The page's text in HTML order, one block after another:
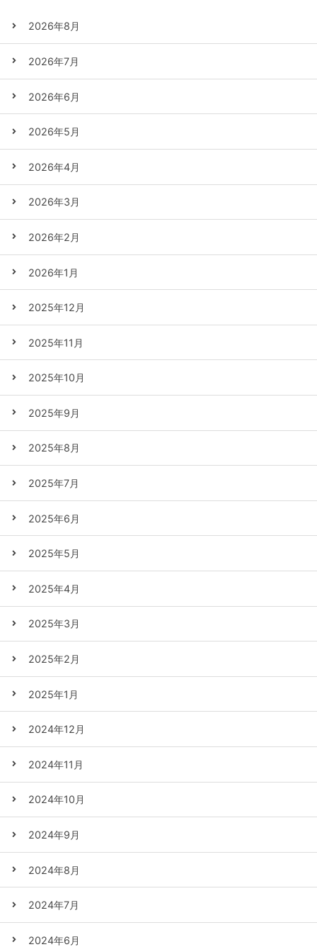
2026年8月
2026年7月
2026年6月
2026年5月
2026年4月
2026年3月
2026年2月
2026年1月
2025年12月
2025年11月
2025年10月
2025年9月
2025年8月
2025年7月
2025年6月
2025年5月
2025年4月
2025年3月
2025年2月
2025年1月
2024年12月
2024年11月
2024年10月
2024年9月
2024年8月
2024年7月
2024年6月